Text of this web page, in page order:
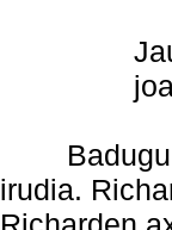
Jauna,
joan
Badugu
irudia.